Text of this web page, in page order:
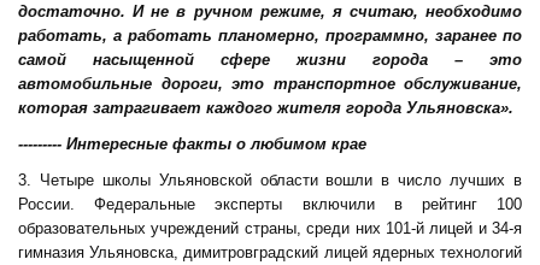
достаточно. И не в ручном режиме, я считаю, необходимо
работать, а работать планомерно, программно, заранее по
самой насыщенной сфере жизни города – это
автомобильные дороги, это транспортное обслуживание,
которая затрагивает каждого жителя города Ульяновска».
--------- Интересные факты о любимом крае
3. Четыре школы Ульяновской области вошли в число лучших в
России. Федеральные эксперты включили в рейтинг 100
образовательных учреждений страны, среди них 101-й лицей и 34-я
гимназия Ульяновска, димитровградский лицей ядерных технологий